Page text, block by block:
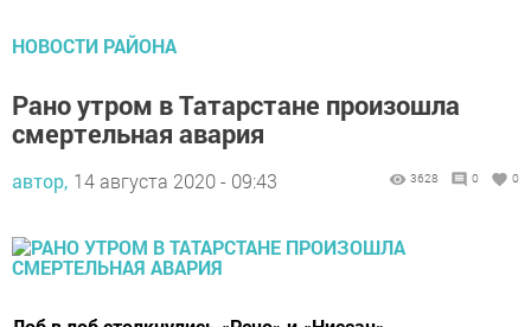
НОВОСТИ РАЙОНА
Рано утром в Татарстане произошла
смертельная авария
Лоб в лоб столкнулись «Рено» и «Ниссан»